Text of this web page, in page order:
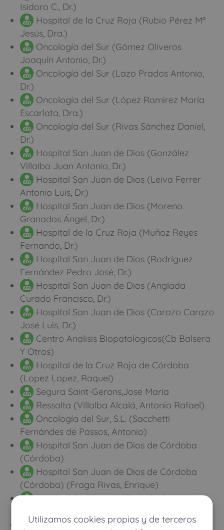
Utilizamos cookies propias y de terceros
Isidoro C., Dr.)
Hospital de la Cruz Roja (Rubio Pérez Mª
Jesús, Dra.)
Oncología del Sur (Gómez Oliveros
Joaquín Antonio, Dr.)
Oncología del Sur (Lazo Prados Antonio,
Dr.)
Oncología del Sur (López Ramirez María
Escarlata, Dra.)
Oncología del Sur (Rivas Sánchez Daniel,
Dr.)
Hospital San Juan de Dios (González
Villalba Juan Antonio, Dr.)
Hospital San Juan de Dios (Leiva Ferrer
Antonio Luis, Dr.)
Hospital San Juan de Dios (Moreno
Granados Ángel, Dr.)
Hospital de la Cruz Roja (Muñoz Reyes
Fernando, Dr.)
Hospital San Juan de Dios (Rodríguez
Fernández Pedro José, Dr.)
Hospital San Juan de Dios (Anglada
Curado Francisco, Dr.)
Hospital San Juan de Dios (Carazo Carazo
José Luis, Dr.)
Centro Analisis Biopatologicos(Cb Balsera
Y Otros)
Hospital de la Cruz Roja de Córdoba
(Lopez Lopez, Raquel)
Segura Saint-Gerons,Jose Maria
Ressalta (Villalba Alcalá, Antonio Rafael)
Oncología del Sur, S.L. (Sacchetti
Fernándes de Passos, Antonio)
Hospital San Juan de Dios de Córdoba
(Córdoba)
Hospital San Juan de Dios de Córdoba
(Córdoba) (Fraga Rivas, Enrique)
Hospital San Juan de Dios de Córdoba
Hospital San Juan de Dios de Córdoba